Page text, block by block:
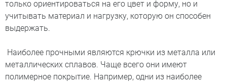
только ориентироваться на его цвет и форму, но и
учитывать материал и нагрузку, которую он способен
выдержать.
Наиболее прочными являются крючки из металла или
металлических сплавов. Чаще всего они имеют
полимерное покрытие. Например, одни из наиболее